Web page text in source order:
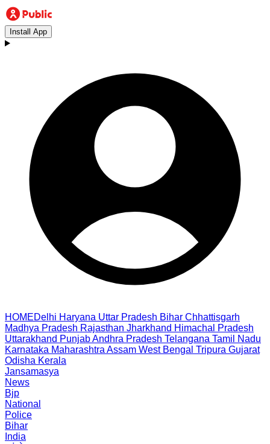
Install App
HOMEDelhi Haryana Uttar Pradesh Bihar Chhattisgarh
Madhya Pradesh Rajasthan Jharkhand Himachal Pradesh
Uttarakhand PunjabAndhra Pradesh Telangana Tamil Nadu
Karnataka Maharashtra Assam West Bengal Tripura Gujarat
Odisha Kerala
Jansamasya
News
Bjp
National
Police
Bihar
India